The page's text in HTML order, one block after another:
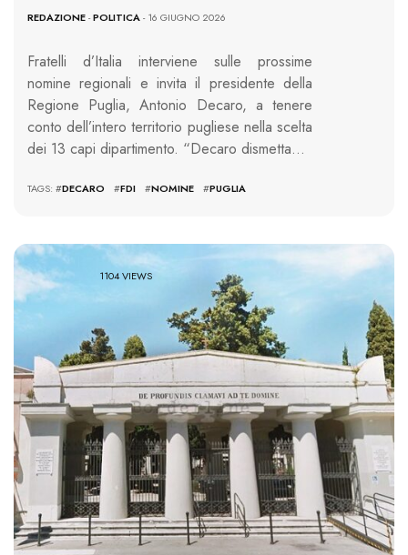
REDAZIONE-POLITICA- 16 GIUGNO 2026
Fratelli d’Italia interviene sulle prossime
nomine regionali e invita il presidente della
Regione Puglia, Antonio Decaro, a tenere
conto dell’intero territorio pugliese nella scelta
dei 13 capi dipartimento. “Decaro dismetta…
TAGS: #DECARO #FDI #NOMINE #PUGLIA
1104 VIEWS